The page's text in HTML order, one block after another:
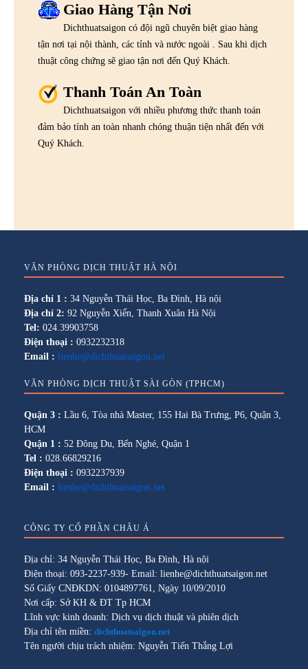
Giao Hàng Tận Nơi
Dichthuatsaigon có đội ngũ chuyên biệt giao hàng
tận nơi tại nội thành, các tỉnh và nước ngoài . Sau khi dịch
thuật công chứng sẽ giao tận nơi đến Quý Khách.
Thanh Toán An Toàn
Dichthuatsaigon với nhiều phương thức thanh toán
đảm bảo tính an toàn nhanh chóng thuận tiện nhất đến với
Quý Khách.
VĂN PHÒNG DỊCH THUẬT HÀ NỘI
Địa chỉ 1 : 34 Nguyễn Thái Học, Ba Đình, Hà nội
Địa chỉ 2: 92 Nguyễn Xiển, Thanh Xuân Hà Nội
Tel: 024.39903758
Điện thoại : 0932232318
Email : lienhe@dichthuatsaigon.net
VĂN PHÒNG DỊCH THUẬT SÀI GÒN (TPHCM)
Quận 3 : Lầu 6, Tòa nhà Master, 155 Hai Bà Trưng, P6, Quận 3,
HCM
Quận 1 : 52 Đông Du, Bến Nghé, Quận 1
Tel : 028.66829216
Điện thoại : 0932237939
Email : lienhe@dichthuatsaigon.net
CÔNG TY CỔ PHẦN CHÂU Á
Địa chỉ: 34 Nguyễn Thái Học, Ba Đình, Hà nội
Điện thoại: 093-2237-939- Email: lienhe@dichthuatsaigon.net
Số Giấy CNĐKDN: 0104897761, Ngày 10/09/2010
Nơi cấp: Sở KH & ĐT Tp HCM
Lĩnh vực kinh doanh: Dịch vụ dịch thuật và phiên dịch
Địa chỉ tên miền: dichthuatsaigon.net
Tên người chịu trách nhiệm: Nguyễn Tiến Thắng Lợi